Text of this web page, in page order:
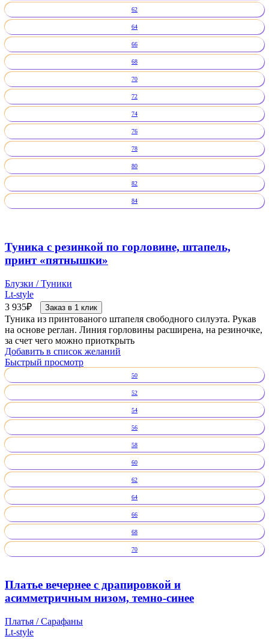
62
64
66
68
70
72
74
76
78
80
82
84
Туника с резинкой по горловине, штапель,
принт «пятнышки»
Блузки / Туники
Lt-style
3 935₽ Заказ в 1 клик
Туника из принтованого штапеля свободного силуэта. Рукав
на основе реглан. Линия горловины расширена, на резиночке,
за счет чего можно приоткрыть
Добавить в список желаний
Быстрый просмотр
50
52
54
56
58
60
62
64
66
68
70
Платье вечернее с драпировкой и
асимметричным низом, темно-синее
Платья / Сарафаны
Lt-style